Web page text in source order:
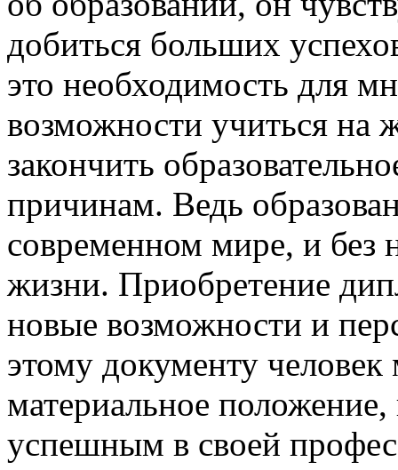
добиться больших
это необходимость для
возможности учиться на
закончить
причинам. Ведь
современном мире, и без
жизни. Приобретение
новые возможности и
этому документу
материальное
успешным в своей